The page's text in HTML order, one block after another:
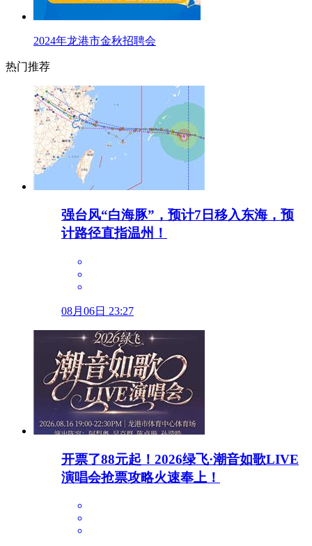
2024年龙港市金秋招聘会
热门推荐
强台风“白海豚”，预计7日移入东海，预
计路径直指温州！
08月06日 23:27
开票了88元起！2026绿飞·潮音如歌LIVE
演唱会抢票攻略火速奉上！